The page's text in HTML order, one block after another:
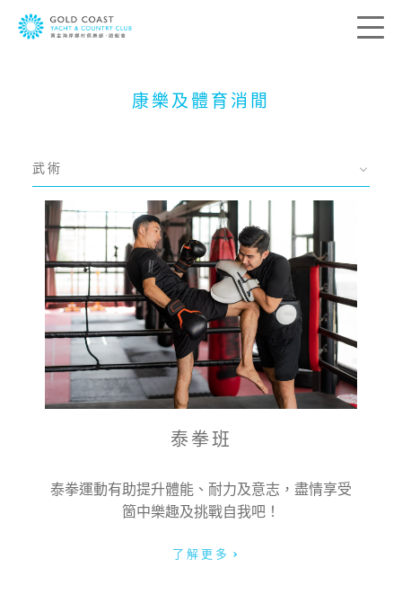
康樂及體育消閒
武術
泰拳班
泰拳運動有助提升體能、耐力及意志，盡情享受
箇中樂趣及挑戰自我吧！
了解更多
聯絡我們
合您個人需要的服務。請在下列方格提供
您的意見及聯絡資料，我們會盡快與您聯
絡。
稱呼:
先生
太太
女士 小姐